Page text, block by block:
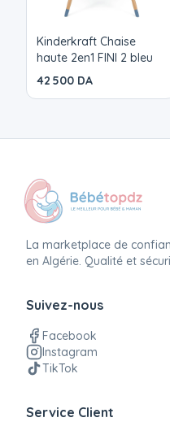
positionnement du
positif sur son
Kinderkraft Chaise
haute 2en1 FINI 2 bleu
42 500 DA
La marketplace de
en Algérie. Qualité et
Suivez-nous
Facebook
Instagram
TikTok
Service Client